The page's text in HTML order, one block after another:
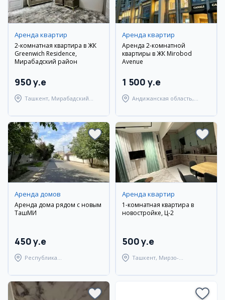
Аренда квартир
2-комнатная квартира в ЖК
Greenwich Residence,
Мирабадский район
950 y.e
Ташкент, Мирабадский
Аренда квартир
Аренда 2-комнатной
квартиры в ЖК Mirobod
Avenue
1 500 y.e
Андижанская область,
Аренда домов
Аренда дома рядом с новым
ТашМИ
450 y.e
Республика
Берунийский район
Аренда квартир
1-комнатная квартира в
новостройке, Ц-2
500 y.e
Ташкент, Мирзо-